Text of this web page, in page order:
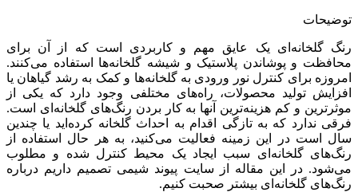
توضیحات
رنگ گلخانه‌ای یک عایق مهم و کاربردی است که از آن برای
محافظت و پوشاندن پلاستیک و شیشه گلخانه‌ها استفاده می‌کنند.
امروزه برای کنترل نور ورودی به گلخانه‌ها و کمک به رشد گیاهان یا
افزایش تولید محصولات، راه‌های مختلفی وجود دارد که یکی از
موثرترین و کم هزینه‌ترین آنها به کار بردن رنگ‌های گلخانه‌ای است.
فرقی ندارد که به تازگی اقدام به احداث گلخانه کرده‌اید یا چندین
سال است در این زمینه فعالیت می‌کنید، به هر حال استفاده از
رنگ‌های گلخانه‌ای سبب ایجاد یک محیط کنترل شده و مطلوب
می‌شود. در این مقاله از سایت پیوند شیمی تصمیم داریم درباره
رنگ‌های گلخانه‌ای بیشتر صحبت کنیم.